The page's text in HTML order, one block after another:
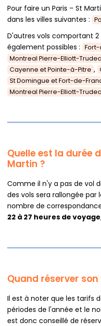
Pour faire un Paris – St
dans les villes suivantes :
D'autres vols comportant 2
également possibles :
Montreal Pierre-Elliott-
Cayenne et Pointe-à-Pitre ,
St Domingue et Fort-de-
Montreal Pierre-Elliott-
Quelle est la durée
Martin ?
Comme il n'y a pas de vol
des vols sera rallongée par
nombre de
22 à 27 heures de voyage
Quand réserver
Il est à noter que les tarifs
périodes de l'année et le
est donc conseillé de